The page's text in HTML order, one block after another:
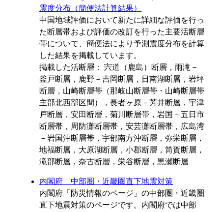
震度分布（簡便法計算結果）
中国地域評価において新たに詳細な評価を行っ
た断層帯および評価の改訂を行った主要活断層
帯について、簡便法により予測震度分布を計算
した結果を掲載しています。
掲載した活断層： 宍道（鹿島）断層，雨滝－
釜戸断層，鹿野－吉岡断層，日南湖断層，岩坪
断層，山崎断層帯（那岐山断層帯・山崎断層帯
主部北西部区間），長者ヶ原－芳井断層，宇津
戸断層，安田断層，菊川断層帯，岩国－五日市
断層帯，周防灘断層帯，安芸灘断層帯，広島湾
－岩国沖断層帯，宇部南方沖断層，弥栄断層，
地福断層，大原湖断層，小郡断層，筒賀断層，
滝部断層，奈古断層，栄谷断層，黒瀬断層
内閣府 中部圏・近畿圏直下地震対策
内閣府「防災情報のページ」の中部圏・近畿圏
直下地震対策のページです。内閣府では中部